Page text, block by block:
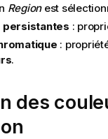
Regionest
persistantes :
:
.
des